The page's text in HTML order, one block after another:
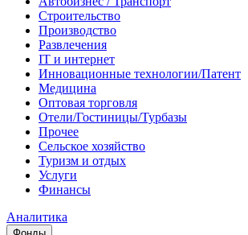
Строительство
Производство
Развлечения
IT и интернет
Инновационные технологии/Патент
Медицина
Оптовая торговля
Отели/Гостиницы/Турбазы
Прочее
Сельское хозяйство
Туризм и отдых
Услуги
Финансы
Аналитика